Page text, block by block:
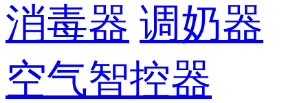
消毒器 调奶器
空气智控器